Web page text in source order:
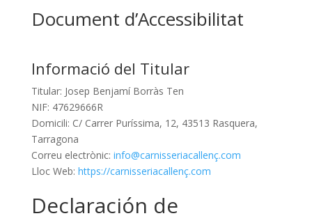
Document d’Accessibilitat
Informació del Titular
Titular: Josep Benjamí Borràs Ten
NIF: 47629666R
Domicili: C/ Carrer Puríssima, 12, 43513 Rasquera,
Tarragona
Correu electrònic: info@carnisseriacallenç.com
Lloc Web: https://carnisseriacallenç.com
Declaración de